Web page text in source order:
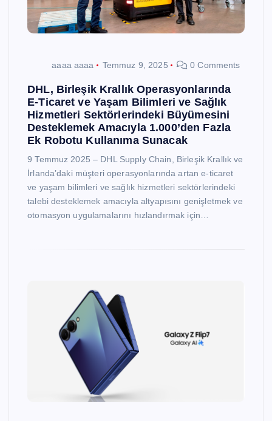
aaaa aaaa Temmuz 9, 2025 0 Comments
DHL, Birleşik Krallık Operasyonlarında
E-Ticaret ve Yaşam Bilimleri ve Sağlık
Hizmetleri Sektörlerindeki Büyümesini
Desteklemek Amacıyla 1.000’den Fazla
Ek Robotu Kullanıma Sunacak
9 Temmuz 2025 – DHL Supply Chain, Birleşik Krallık ve
İrlanda’daki müşteri operasyonlarında artan e-ticaret
ve yaşam bilimleri ve sağlık hizmetleri sektörlerindeki
talebi desteklemek amacıyla altyapısını genişletmek ve
otomasyon uygulamalarını hızlandırmak için…